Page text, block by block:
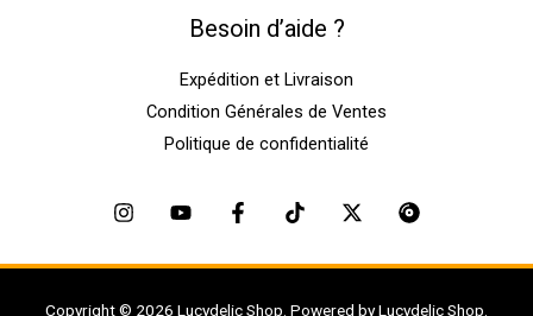
Besoin d’aide ?
Expédition et Livraison
Condition Générales de Ventes
Politique de confidentialité
Copyright © 2026 Lucydelic Shop. Powered by Lucydelic Shop.